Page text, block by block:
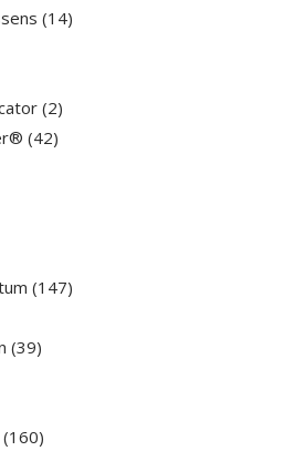
(14)
(2)
(42)
(147)
(39)